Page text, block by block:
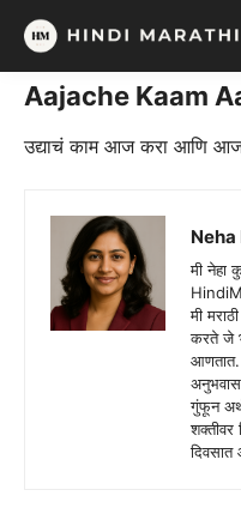
Skip
content
Aajache Kaam
उद्याचं काम आज करा आणि
मी नेहा
मी
करते जे
आणतात.
गुंफून
शक्तीवर